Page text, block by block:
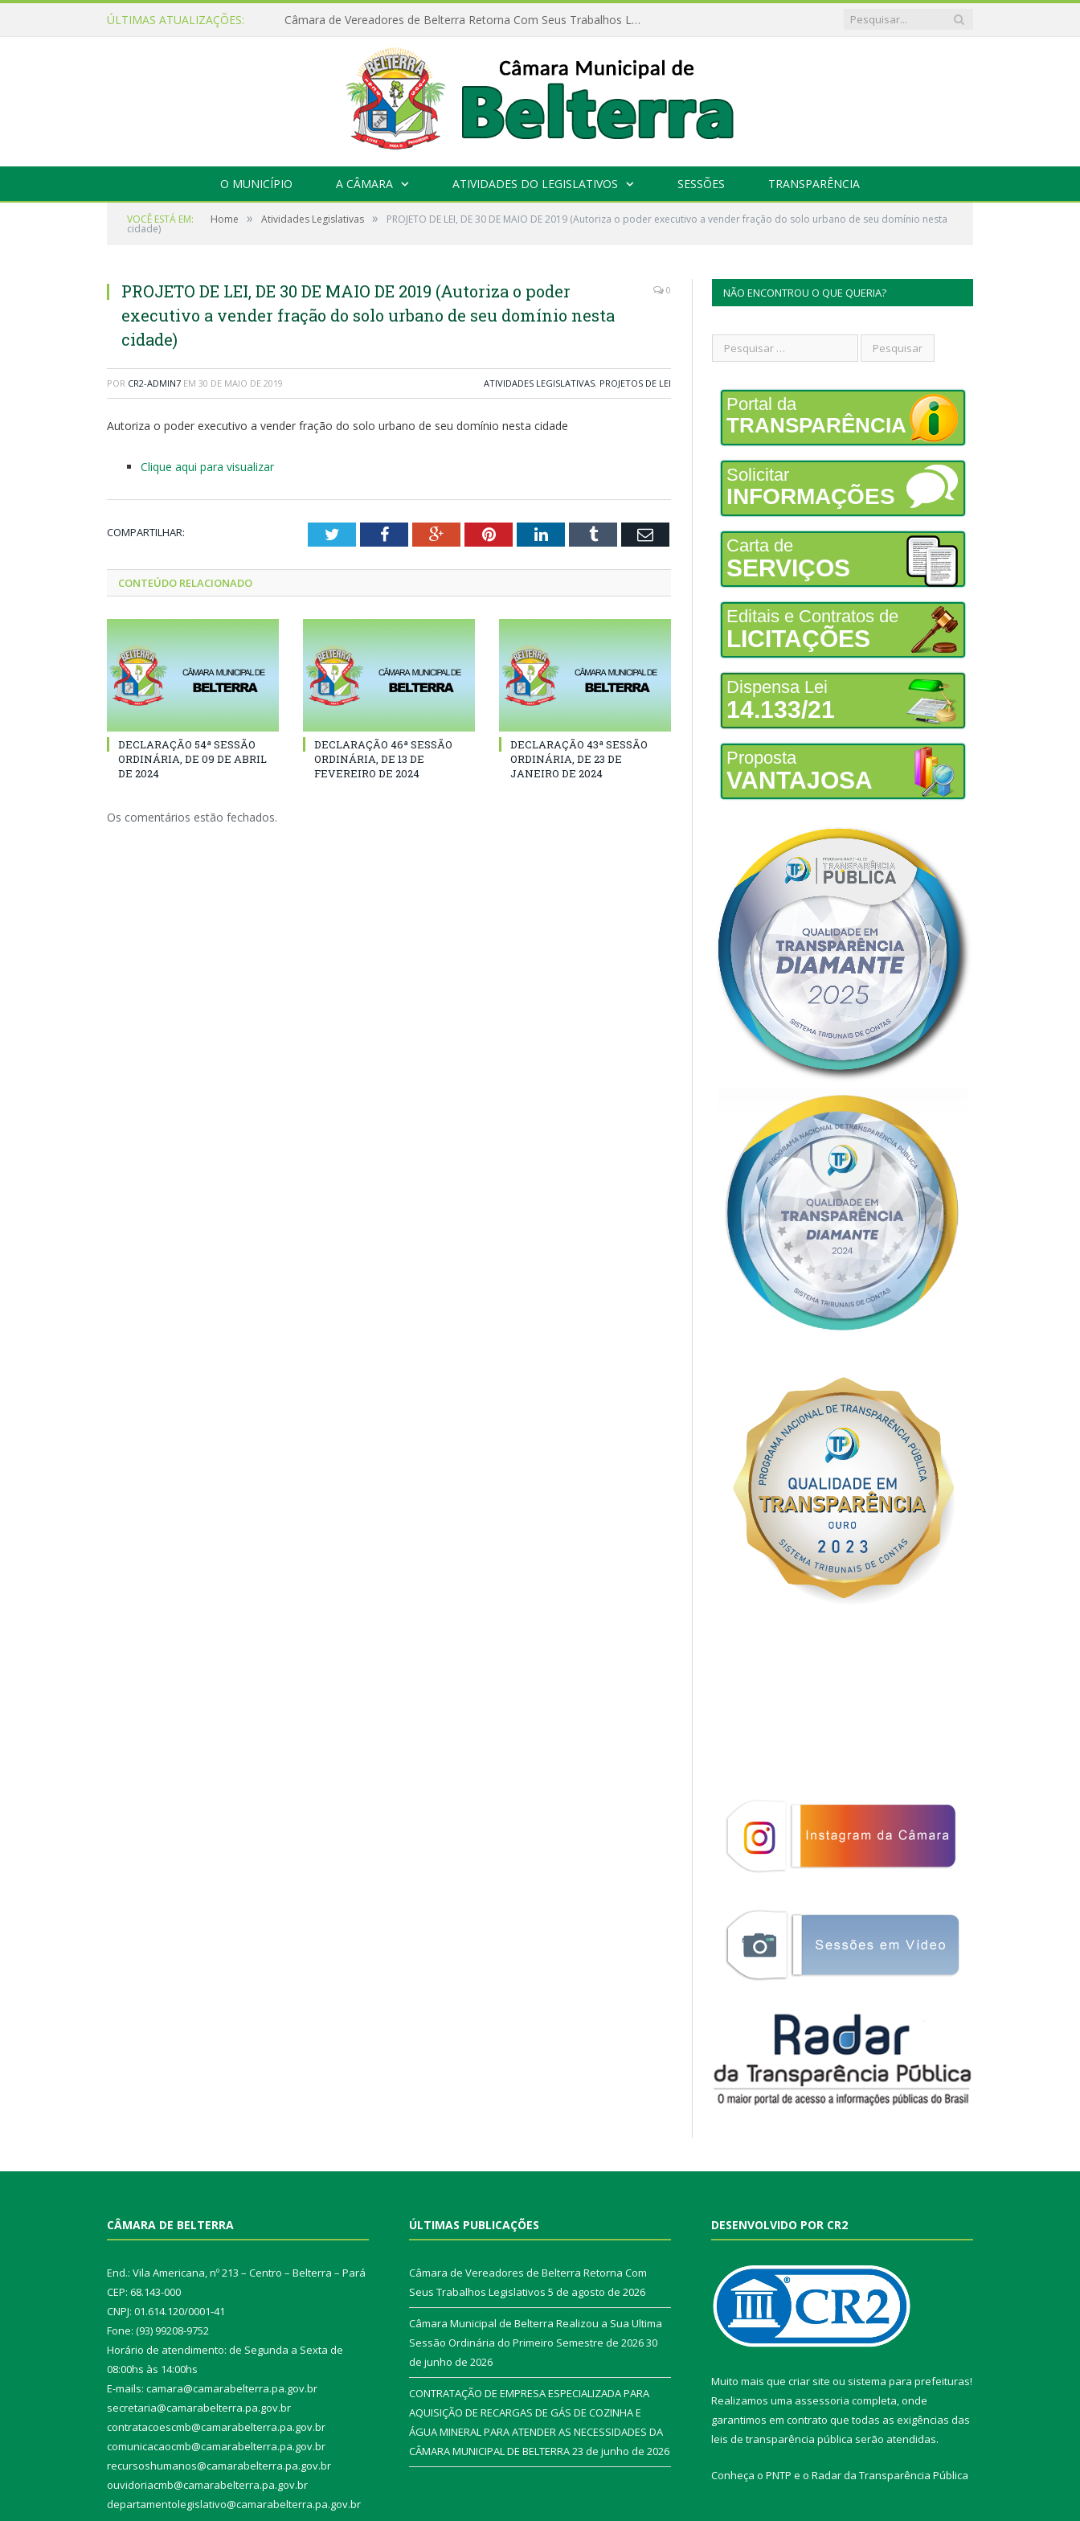
ÚLTIMAS ATUALIZAÇÕES: Câmara de Vereadores de Belterra Retorna Com Seus Trabalhos Legislativos
O MUNICÍPIO A CÂMARA ATIVIDADES DO LEGISLATIVOS SESSÕES TRANSPARÊNCIA
VOCÊ ESTÁ EM: Home » Atividades Legislativas » PROJETO DE LEI, DE 30 DE MAIO DE 2019 (Autoriza o poder executivo a vender fração do solo urbano de seu domínio nesta
cidade)
PROJETO DE LEI, DE 30 DE MAIO DE 2019 (Autoriza o poder
executivo a vender fração do solo urbano de seu domínio nesta
cidade)
0
POR CR2-ADMIN7 EM 30 DE MAIO DE 2019 ATIVIDADES LEGISLATIVAS, PROJETOS DE LEI
Autoriza o poder executivo a vender fração do solo urbano de seu domínio nesta cidade
Clique aqui para visualizar
COMPARTILHAR: TwitterFacebookGoogle+PinterestLinkedInTumblr Email
CONTEÚDO RELACIONADO
DECLARAÇÃO 54ª SESSÃO
ORDINÁRIA, DE 09 DE ABRIL
DE 2024
DECLARAÇÃO 46ª SESSÃO
ORDINÁRIA, DE 13 DE
FEVEREIRO DE 2024
DECLARAÇÃO 43ª SESSÃO
ORDINÁRIA, DE 23 DE
JANEIRO DE 2024
Os comentários estão fechados.
NÃO ENCONTROU O QUE QUERIA?
Portal da
TRANSPARÊNCIA
Solicitar
INFORMAÇÕES
Carta de
SERVIÇOS
Editais e Contratos de
LICITAÇÕES
Dispensa Lei
14.133/21
Proposta
VANTAJOSA
CÂMARA DE BELTERRA
End.: Vila Americana, nº 213 – Centro – Belterra – Pará
CEP: 68.143-000
CNPJ: 01.614.120/0001-41
Fone: (93) 99208-9752
Horário de atendimento: de Segunda a Sexta de
08:00hs às 14:00hs
E-mails: camara@camarabelterra.pa.gov.br
secretaria@camarabelterra.pa.gov.br
contratacoescmb@camarabelterra.pa.gov.br
comunicacaocmb@camarabelterra.pa.gov.br
recursoshumanos@camarabelterra.pa.gov.br
ouvidoriacmb@camarabelterra.pa.gov.br
departamentolegislativo@camarabelterra.pa.gov.br
ÚLTIMAS PUBLICAÇÕES
Câmara de Vereadores de Belterra Retorna Com
Seus Trabalhos Legislativos 5 de agosto de 2026
Câmara Municipal de Belterra Realizou a Sua Ultima
Sessão Ordinária do Primeiro Semestre de 202630
de junho de 2026
CONTRATAÇÃO DE EMPRESA ESPECIALIZADA PARA
AQUISIÇÃO DE RECARGAS DE GÁS DE COZINHA E
ÁGUA MINERAL PARA ATENDER AS NECESSIDADES DA
CÂMARA MUNICIPAL DE BELTERRA23 de junho de 2026
DESENVOLVIDO POR CR2
Muito mais que criar site ou sistema para prefeituras!
Realizamos uma assessoria completa, onde
garantimos em contrato que todas as exigências das
leis de transparência pública serão atendidas.
Conheça o PNTP e o Radar da Transparência Pública